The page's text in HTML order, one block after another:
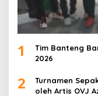
1
Tim Banteng
2026
2
Turnamen
oleh Artis OVJ